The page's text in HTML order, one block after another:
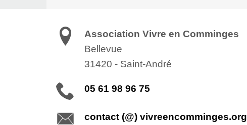
Association Vivre en Comminges
Bellevue
31420 - Saint-André
05 61 98 96 75
contact (@) vivreencomminges.org